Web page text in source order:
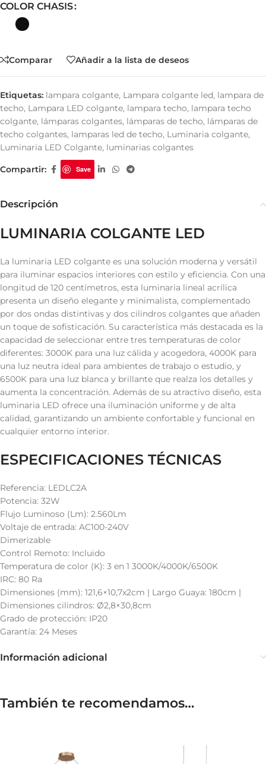
COLOR CHASIS
Comparar Añadir a la lista de deseos
Etiquetas: lampara colgante, Lampara colgante led, lampara de
techo, Lampara LED colgante, lampara techo, lampara techo
colgante, lámparas colgantes, lámparas de techo, lámparas de
techo colgantes, lamparas led de techo, Luminaria colgante,
Luminaria LED Colgante, luminarias colgantes
Compartir: Save
Descripción
LUMINARIA COLGANTE LED
La luminaria LED colgante es una solución moderna y versátil
para iluminar espacios interiores con estilo y eficiencia. Con una
longitud de 120 centímetros, esta luminaria lineal acrílica
presenta un diseño elegante y minimalista, complementado
por dos ondas distintivas y dos cilindros colgantes que añaden
un toque de sofisticación. Su característica más destacada es la
capacidad de seleccionar entre tres temperaturas de color
diferentes: 3000K para una luz cálida y acogedora, 4000K para
una luz neutra ideal para ambientes de trabajo o estudio, y
6500K para una luz blanca y brillante que realza los detalles y
aumenta la concentración. Además de su atractivo diseño, esta
luminaria LED ofrece una iluminación uniforme y de alta
calidad, garantizando un ambiente confortable y funcional en
cualquier entorno interior.
ESPECIFICACIONES TÉCNICAS
Referencia: LEDLC2A
Potencia: 32W
Flujo Luminoso (Lm): 2.560Lm
Voltaje de entrada: AC100-240V
Dimerizable
Control Remoto: Incluido
Temperatura de color (K): 3 en 1 3000K/4000K/6500K
IRC: 80 Ra
Dimensiones (mm): 121,6×10,7x2cm | Largo Guaya: 180cm |
Dimensiones cilindros: Ø2,8×30,8cm
Grado de protección: IP20
Garantía: 24 Meses
Información adicional
También te recomendamos…